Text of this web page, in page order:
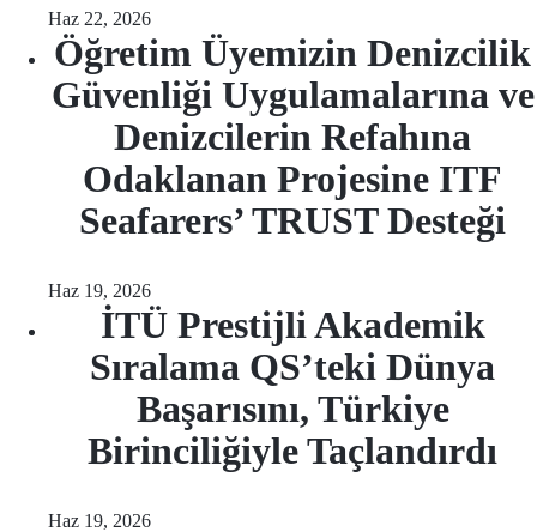
Haz 22, 2026
Öğretim Üyemizin Denizcilik
Güvenliği Uygulamalarına ve
Denizcilerin Refahına
Odaklanan Projesine ITF
Seafarers’ TRUST Desteği
Haz 19, 2026
İTÜ Prestijli Akademik
Sıralama QS’teki Dünya
Başarısını, Türkiye
Birinciliğiyle Taçlandırdı
Haz 19, 2026